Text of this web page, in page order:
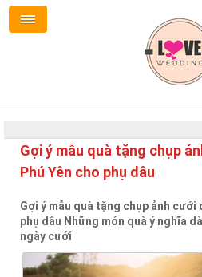
Gợi ý mẫu quà tặng chụp
Phú Yên cho phụ dâu
Gợi ý mẫu quà tặng chụp ảnh cưới
phụ dâu Những món quà ý nghĩa
ngày cưới